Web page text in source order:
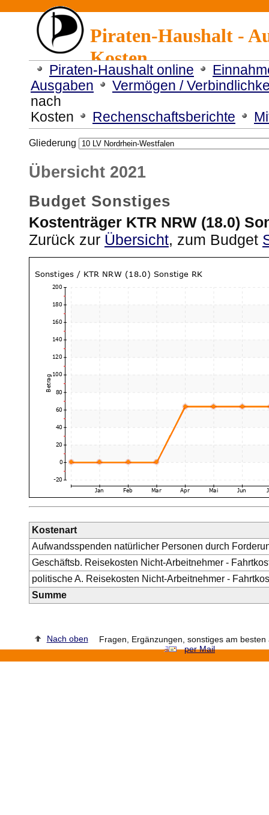
Piraten-Haushalt -
Kosten
Piraten-Haushalt online
Ausgaben
Vermögen /
nach
Kosten
Rechenschaftsberichte
Gliederung
Übersicht 2021
Budget Sonstiges
Kostenträger KTR NRW (18.0)
Zurück zur Übersicht, zum Budget
Kostenart
Aufwandsspenden natürlicher Personen durch
Geschäftsb. Reisekosten Nicht-Arbeitnehmer -
politische A. Reisekosten Nicht-Arbeitnehmer -
Summe
Nach oben
Fragen, Ergänzungen, sonstiges am
per Mail